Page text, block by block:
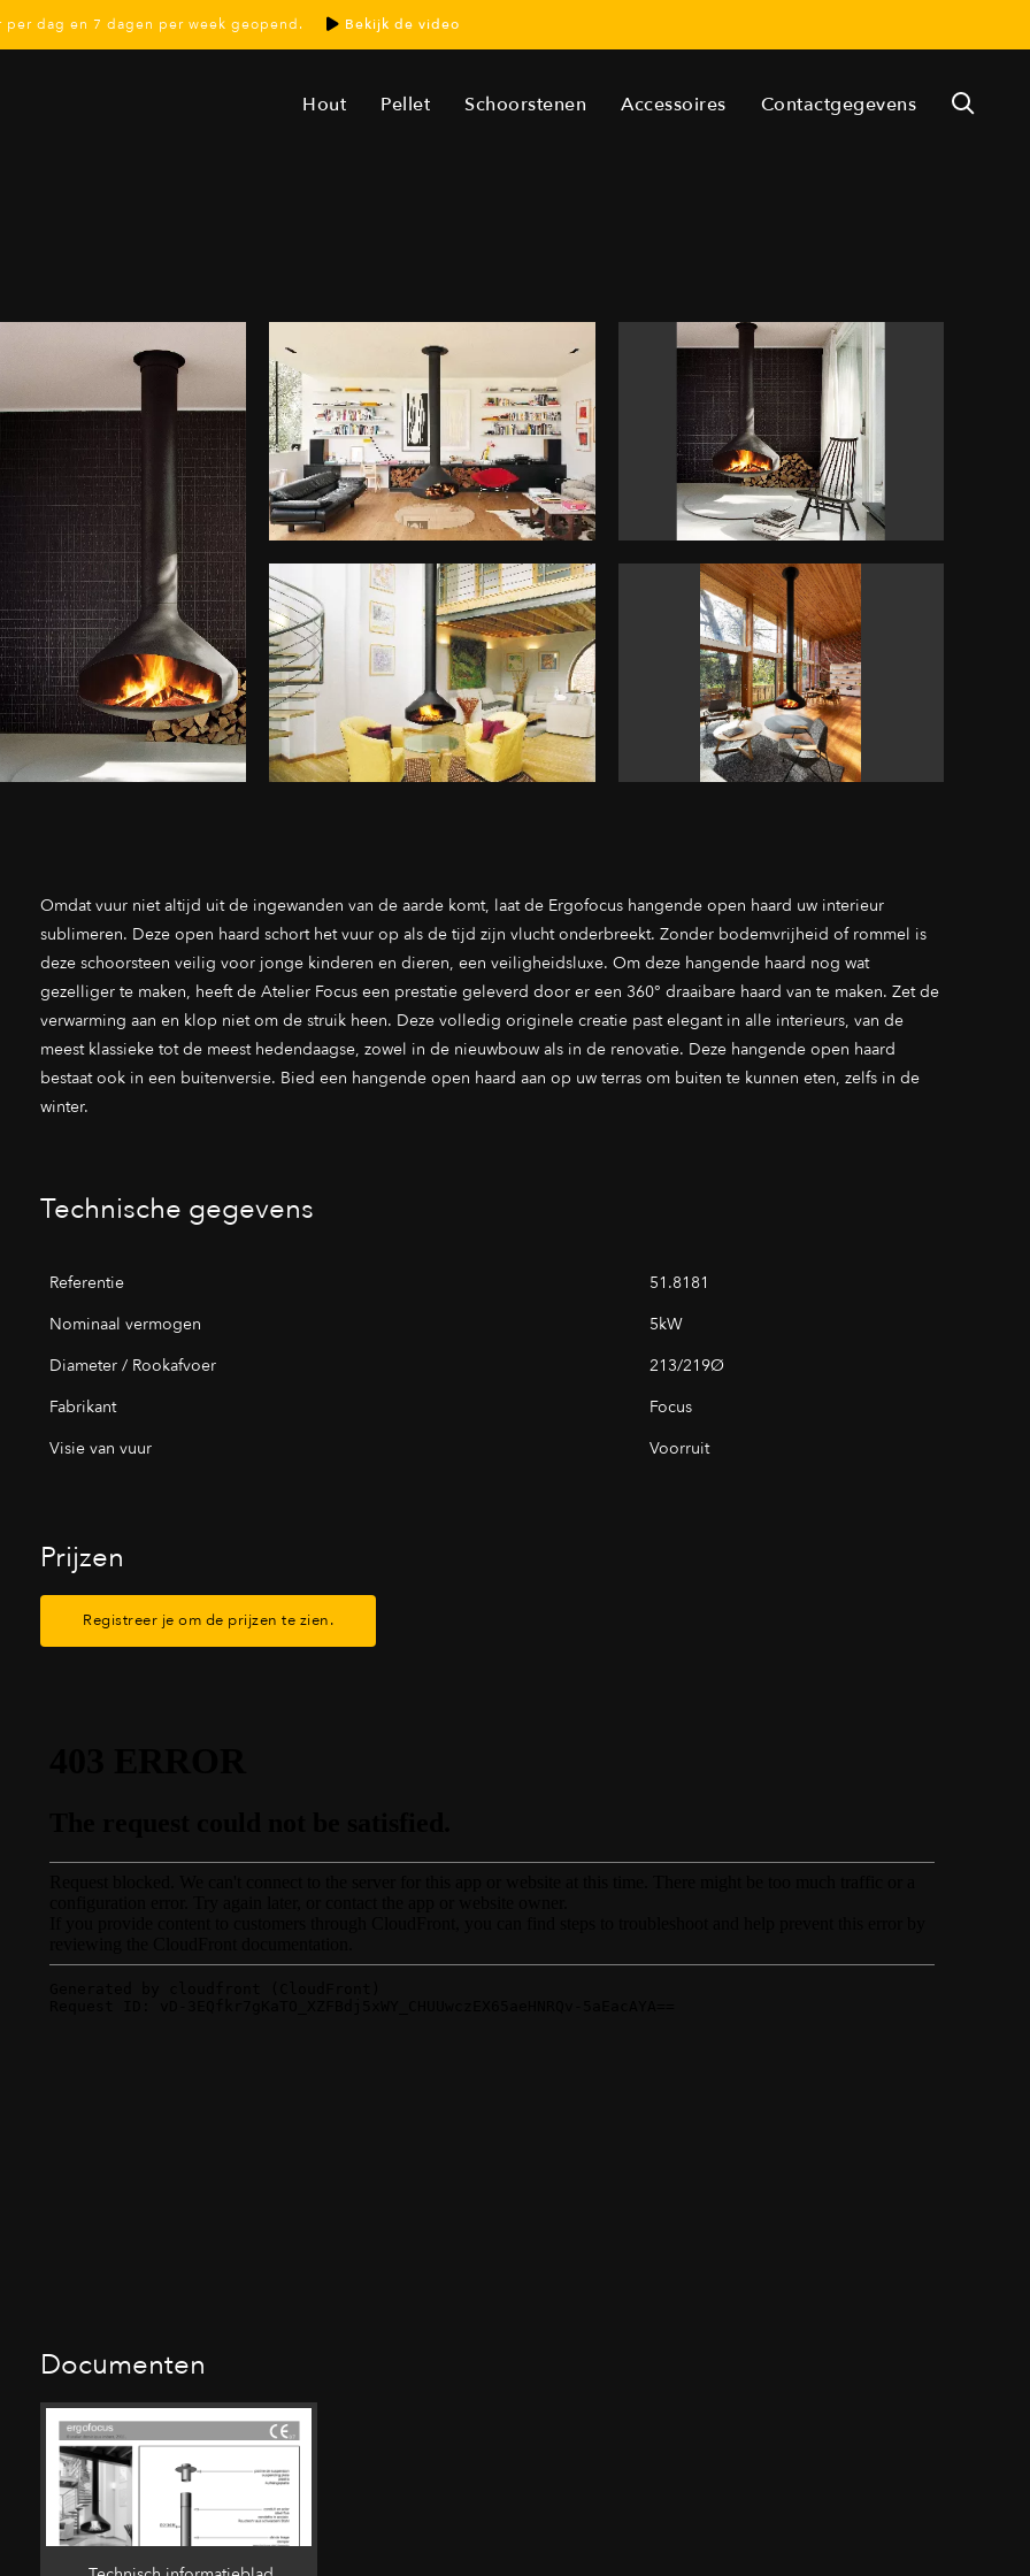
per dag en 7 dagen per week geopend. Bekijk de video
Hout Pellet Schoorstenen Accessoires Contactgegevens
Omdat vuur niet altijd uit de ingewanden van de aarde komt, laat de Ergofocus hangende open haard uw interieur
sublimeren. Deze open haard schort het vuur op als de tijd zijn vlucht onderbreekt. Zonder bodemvrijheid of rommel is
deze schoorsteen veilig voor jonge kinderen en dieren, een veiligheidsluxe. Om deze hangende haard nog wat
gezelliger te maken, heeft de Atelier Focus een prestatie geleverd door er een 360° draaibare haard van te maken. Zet de
verwarming aan en klop niet om de struik heen. Deze volledig originele creatie past elegant in alle interieurs, van de
meest klassieke tot de meest hedendaagse, zowel in de nieuwbouw als in de renovatie. Deze hangende open haard
bestaat ook in een buitenversie. Bied een hangende open haard aan op uw terras om buiten te kunnen eten, zelfs in de
winter.
Technische gegevens
Referentie
51.8181
Nominaal vermogen
5kW
Diameter / Rookafvoer
213/219Ø
Fabrikant
Focus
Visie van vuur
Voorruit
Prijzen
Registreer je om de prijzen te zien.
Documenten